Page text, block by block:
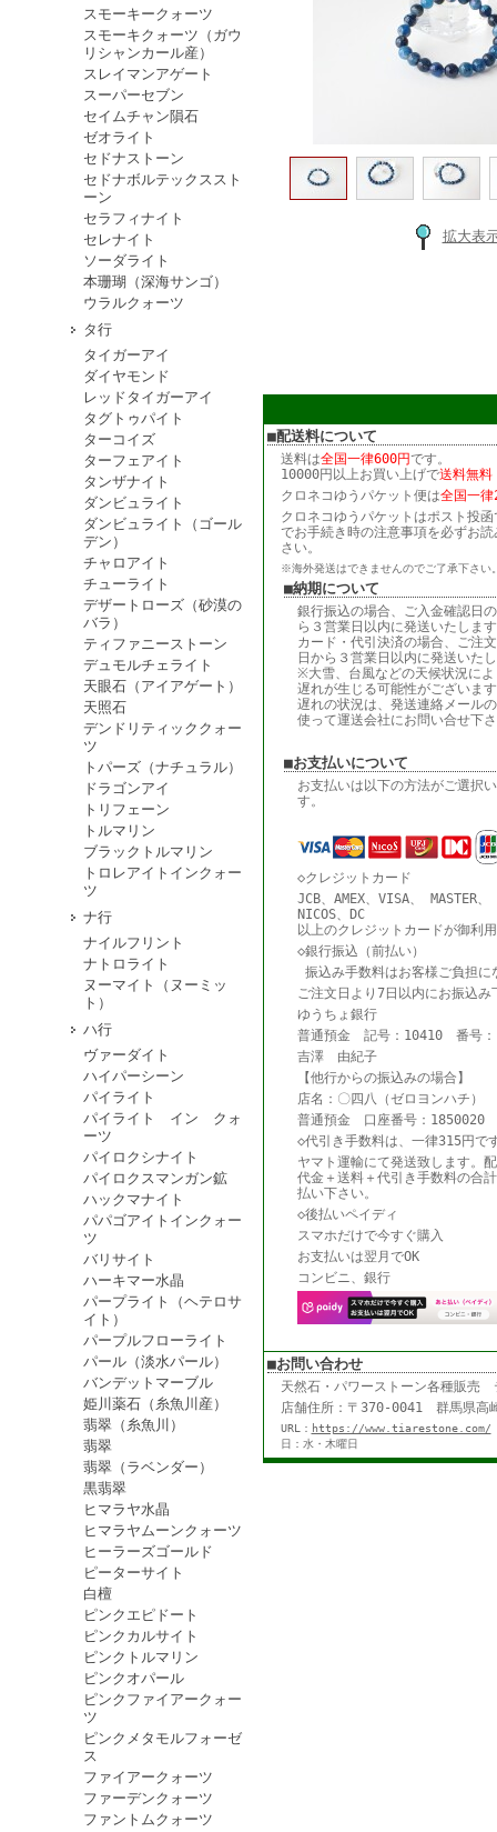
スモーキークォーツ
スモーキクォーツ（ガウ
リシャンカール産）
スレイマンアゲート
スーパーセブン
セイムチャン隕石
ゼオライト
セドナストーン
セドナボルテックススト
ーン
セラフィナイト
セレナイト
ソーダライト
本珊瑚（深海サンゴ）
ウラルクォーツ
タ行
タイガーアイ
ダイヤモンド
レッドタイガーアイ
タグトゥパイト
ターコイズ
ターフェアイト
タンザナイト
ダンビュライト
ダンビュライト（ゴール
デン）
チャロアイト
チューライト
デザートローズ（砂漠の
バラ）
ティファニーストーン
デュモルチェライト
天眼石（アイアゲート）
天照石
デンドリティッククォー
ツ
トパーズ（ナチュラル）
ドラゴンアイ
トリフェーン
トルマリン
ブラックトルマリン
トロレアイトインクォー
ツ
ナ行
ナイルフリント
ナトロライト
ヌーマイト（ヌーミッ
ト）
ハ行
ヴァーダイト
ハイパーシーン
パイライト
パイライト イン クォ
ーツ
パイロクシナイト
パイロクスマンガン鉱
ハックマナイト
パパゴアイトインクォー
ツ
バリサイト
ハーキマー水晶
パープライト（ヘテロサ
イト）
パープルフローライト
パール（淡水パール）
バンデットマーブル
姫川薬石（糸魚川産）
翡翠（糸魚川）
翡翠
翡翠（ラベンダー）
黒翡翠
ヒマラヤ水晶
ヒマラヤムーンクォーツ
ヒーラーズゴールド
ピーターサイト
白檀
ピンクエピドート
ピンクカルサイト
ピンクトルマリン
ピンクオパール
ピンクファイアークォー
ツ
ピンクメタモルフォーゼ
ス
ファイアークォーツ
ファーデンクォーツ
ファントムクォーツ
拡大表
■配送料について
送料は全国一律600円です。
10000円以上お買い上げで送料無料
クロネコゆうパケット便は全国一律
クロネコゆうパケットはポスト投
でお手続き時の注意事項を必ずお
さい。
※海外発送はできませんのでご了承下さい
■納期について
銀行振込の場合、ご入金確認日
ら３営業日以内に発送いたしま
カード・代引決済の場合、ご注
日から３営業日以内に発送いた
※大雪、台風などの天候状況に
遅れが生じる可能性がございま
遅れの状況は、発送連絡メール
使って運送会社にお問い合せ下
■お支払いについて
お支払いは以下の方法がご選択
す。
◇クレジットカード
JCB、AMEX、VISA、 MASTER
NICOS、DC
以上のクレジットカードが御利
◇銀行振込（前払い）
振込み手数料はお客様ご負担に
ご注文日より7日以内にお振込み
ゆうちょ銀行
普通預金 記号：10410 番号：
吉澤 由紀子
【他行からの振込みの場合】
店名：〇四八（ゼロヨンハチ）
普通預金 口座番号：1850020
◇代引き手数料は、一律315円で
ヤマト運輸にて発送致します。
代金＋送料＋代引き手数料の合
払い下さい。
◇後払いペイディ
スマホだけで今すぐ購入
お支払いは翌月でOK
コンビニ、銀行
■お問い合わせ
天然石・パワーストーン各種販
店舗住所：〒370-0041 群馬
URL： https://www.tiarestone.com/
日：水・木曜日